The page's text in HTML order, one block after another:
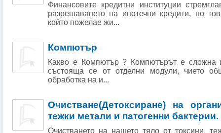
Финансовите кредитни институции
разрешаването на ипотечни кредити, но
който пожелае жи...
Компютър
Какво е Компютър ? Компютърът е сложна
състояща се от отделни модули, чието
обработка на и...
Очистване(Детоксиране) на
тежки метали и патогенни бактерии.
Очистването на нашето тяло от токсини,